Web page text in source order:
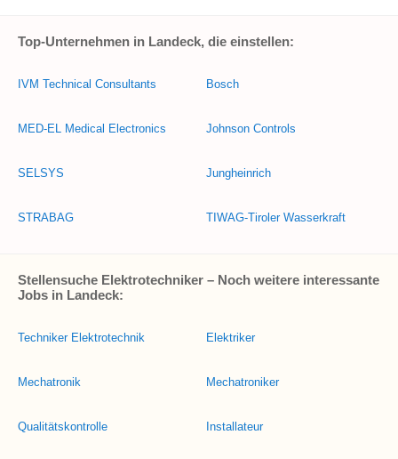
Top-Unternehmen in Landeck, die einstellen:
IVM Technical Consultants
MED-EL Medical Electronics
SELSYS
STRABAG
Bosch
Johnson Controls
Jungheinrich
TIWAG-Tiroler Wasserkraft
Stellensuche Elektrotechniker – Noch weitere interessante
Jobs in Landeck:
Techniker Elektrotechnik
Mechatronik
Qualitätskontrolle
Elektriker
Mechatroniker
Installateur